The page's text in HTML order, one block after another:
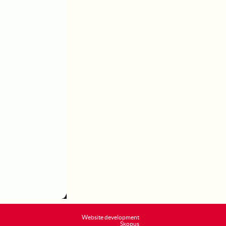
Website development
Skopus